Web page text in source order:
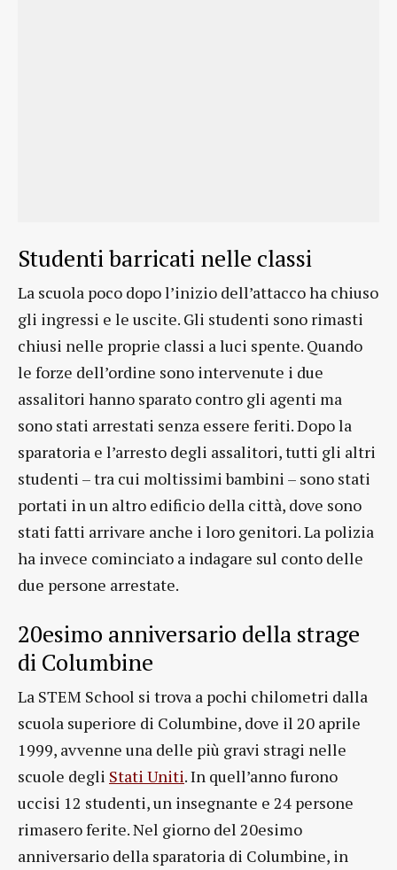
Studenti barricati nelle classi
La scuola poco dopo l’inizio dell’attacco ha chiuso
gli ingressi e le uscite. Gli studenti sono rimasti
chiusi nelle proprie classi a luci spente. Quando
le forze dell’ordine sono intervenute i due
assalitori hanno sparato contro gli agenti ma
sono stati arrestati senza essere feriti. Dopo la
sparatoria e l’arresto degli assalitori, tutti gli altri
studenti – tra cui moltissimi bambini – sono stati
portati in un altro edificio della città, dove sono
stati fatti arrivare anche i loro genitori. La polizia
ha invece cominciato a indagare sul conto delle
due persone arrestate.
20esimo anniversario della strage
di Columbine
La STEM School si trova a pochi chilometri dalla
scuola superiore di Columbine, dove il 20 aprile
1999, avvenne una delle più gravi stragi nelle
scuole degli Stati Uniti. In quell’anno furono
uccisi 12 studenti, un insegnante e 24 persone
rimasero ferite. Nel giorno del 20esimo
anniversario della sparatoria di Columbine, in